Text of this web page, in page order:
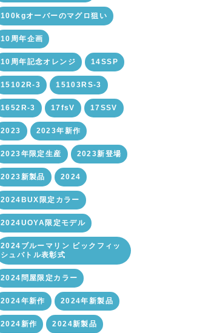
100kgオーバーのマグロ狙い
10周年企画
10周年記念オレンジ 14SSP
15102R-3 15103RS-3
1652R-3 17fsV 17SSV
2023 2023年新作
2023年限定生産 2023新登場
2023新製品 2024
2024BUX限定カラー
2024UOYA限定モデル
2024ブルーマリン ビックフィッ
シュバトル表彰式
2024問屋限定カラー
2024年新作 2024年新製品
2024新作 2024新製品